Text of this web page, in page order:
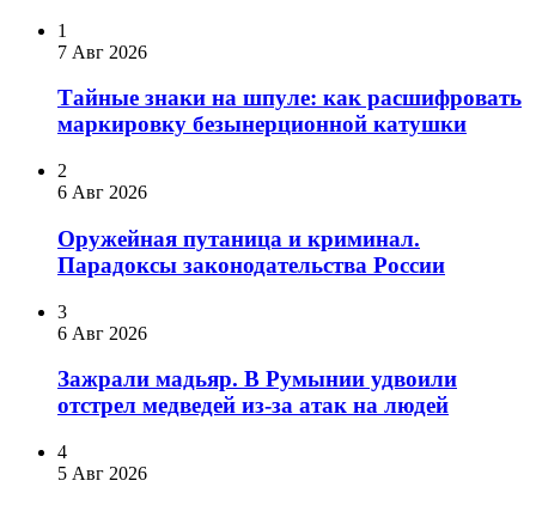
1
7 Авг 2026
Тайные знаки на шпуле: как расшифровать
маркировку безынерционной катушки
2
6 Авг 2026
Оружейная путаница и криминал.
Парадоксы законодательства России
3
6 Авг 2026
Зажрали мадьяр. В Румынии удвоили
отстрел медведей из-за атак на людей
4
5 Авг 2026